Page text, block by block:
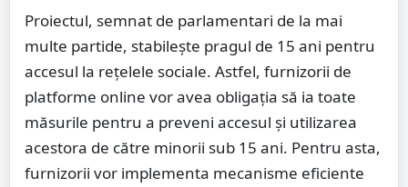
Proiectul, semnat de parlamentari de la mai
multe partide, stabilește pragul de 15 ani pentru
accesul la rețelele sociale. Astfel, furnizorii de
platforme online vor avea obligația să ia toate
măsurile pentru a preveni accesul și utilizarea
acestora de către minorii sub 15 ani. Pentru asta,
furnizorii vor implementa mecanisme eficiente